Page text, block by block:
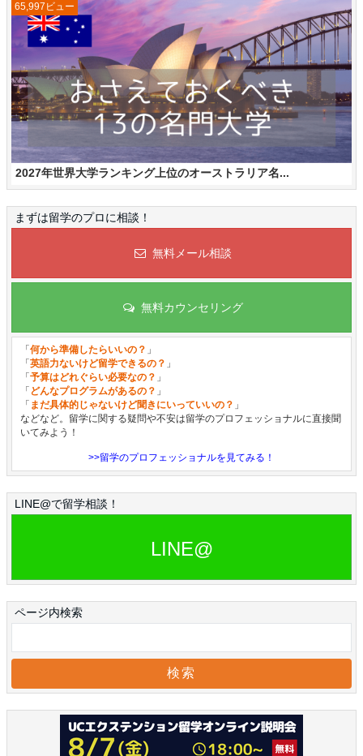
2027年世界大学ランキング上位のオーストラリア名...
65,997ビュー
まずは留学のプロに相談！
無料メール相談
無料カウンセリング
「何から準備したらいいの？ 」
「英語力ないけど留学できるの？ 」
「予算はどれぐらい必要なの？ 」
「 どんなプログラムがあるの？ 」
「 まだ具体的じゃないけど聞きにいっていいの？ 」
などなど。留学に関する疑問や不安は留学のプロフェッショナルに直接聞
いてみよう！
>>留学のプロフェッショナルを見てみる！
LINE@で留学相談！
LINE@
ページ内検索